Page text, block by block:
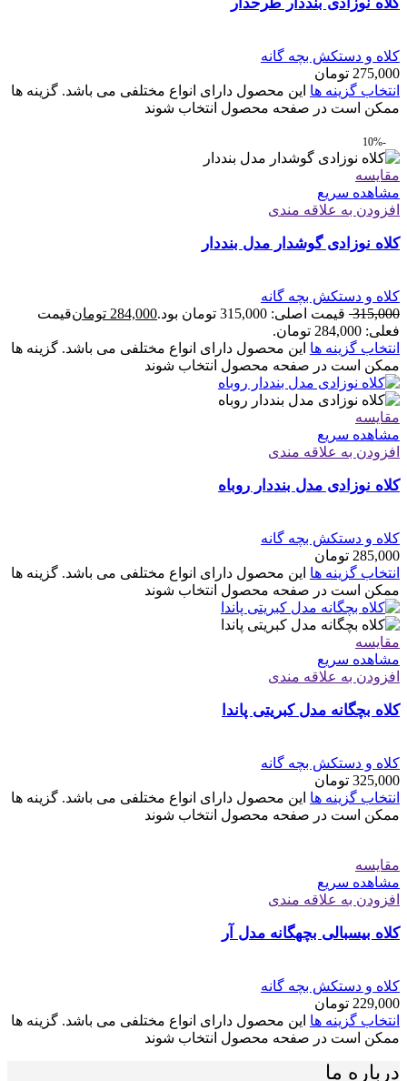
کلاه و دستکش بچه گانه
275,000 تومان
انتخاب گزینه ها این محصول دارای انواع مختلفی می باشد. گزینه ها
ممکن است در صفحه محصول انتخاب شوند
-10%
مقایسه
مشاهده سریع
افزودن به علاقه مندی
کلاه نوزادی گوشدار مدل بنددار
کلاه و دستکش بچه گانه
315,000 قیمت اصلی: 315,000 تومان بود. 284,000 تومانقیمت
فعلی: 284,000 تومان.
انتخاب گزینه ها این محصول دارای انواع مختلفی می باشد. گزینه ها
ممکن است در صفحه محصول انتخاب شوند
مقایسه
مشاهده سریع
افزودن به علاقه مندی
کلاه نوزادی مدل بنددار روباه
کلاه و دستکش بچه گانه
285,000 تومان
انتخاب گزینه ها این محصول دارای انواع مختلفی می باشد. گزینه ها
ممکن است در صفحه محصول انتخاب شوند
مقایسه
مشاهده سریع
افزودن به علاقه مندی
کلاه بچگانه مدل کبریتی پاندا
کلاه و دستکش بچه گانه
325,000 تومان
انتخاب گزینه ها این محصول دارای انواع مختلفی می باشد. گزینه ها
ممکن است در صفحه محصول انتخاب شوند
مقایسه
مشاهده سریع
افزودن به علاقه مندی
کلاه بیسبالی بچهگانه مدل آر
کلاه و دستکش بچه گانه
229,000 تومان
انتخاب گزینه ها این محصول دارای انواع مختلفی می باشد. گزینه ها
ممکن است در صفحه محصول انتخاب شوند
درباره ما